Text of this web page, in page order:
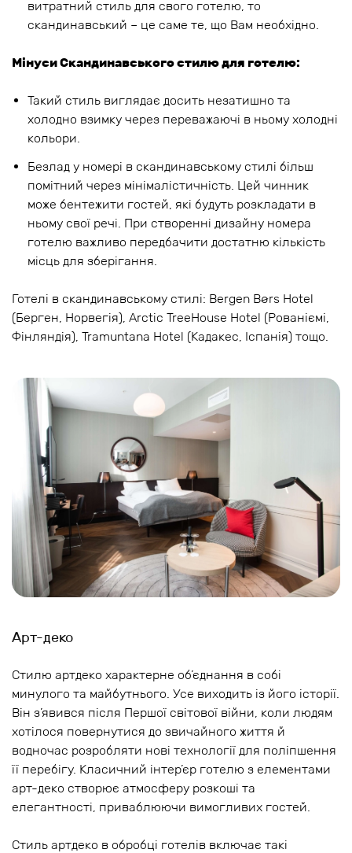
витратний стиль для свого готелю, то
скандинавський – це саме те, що Вам необхідно.
Мінуси Скандинавського стилю для готелю:
Такий стиль виглядає досить незатишно та
холодно взимку через переважаючі в ньому холодні
кольори.
Безлад у номері в скандинавському стилі більш
помітний через мінімалістичність. Цей чинник
може бентежити гостей, які будуть розкладати в
ньому свої речі. При створенні дизайну номера
готелю важливо передбачити достатню кількість
місць для зберігання.
Готелі в скандинавському стилі: Bergen Børs Hotel
(Берген, Норвегія), Arctic TreeHouse Hotel (Рованіємі,
Фінляндія), Tramuntana Hotel (Кадакес, Іспанія) тощо.
Арт-деко
Стилю артдеко характерне об’єднання в собі
минулого та майбутнього. Усе виходить із його історії.
Він з’явився після Першої світової війни, коли людям
хотілося повернутися до звичайного життя й
водночас розробляти нові технології для поліпшення
її перебігу. Класичний інтер’єр готелю з елементами
арт-деко створює атмосферу розкоші та
елегантності, приваблюючи вимогливих гостей.
Стиль артдеко в обробці готелів включає такі